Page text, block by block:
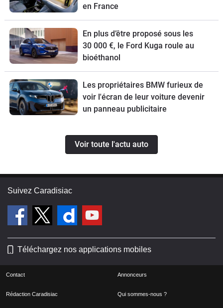
en France
En plus d’être proposé sous les
30 000 €, le Ford Kuga roule au
bioéthanol
Les propriétaires BMW furieux de
voir l'écran de leur voiture devenir
un panneau publicitaire
Voir toute l'actu auto
Suivez Caradisiac
Téléchargez nos applications mobiles
Contact Annonceurs
Rédaction Caradisiac Qui sommes-nous ?